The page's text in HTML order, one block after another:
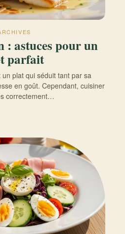
: astuces pour un
parfait
plat qui séduit tant par sa
en goût. Cependant, cuisiner
correctement…